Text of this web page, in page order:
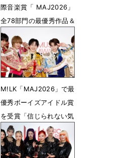
際音楽賞「 MAJ2026」
全78部門の最優秀作品＆
アーティストを発表
6月14日 12時13分
M!LK「MAJ2026」で最
優秀ボーイズアイドル賞
を受賞「信じられない気
持ちでいっぱい」
6月13日 22時00分